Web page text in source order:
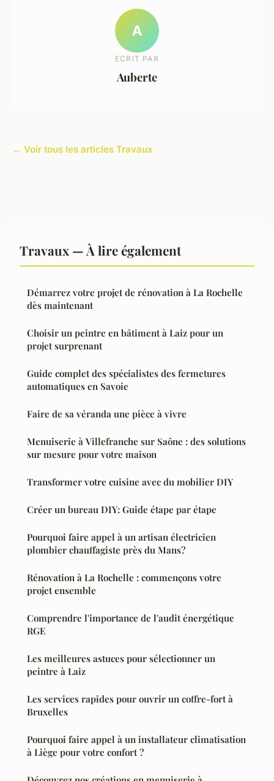
A
ECRIT PAR
Auberte
← Voir tous les articles Travaux
Travaux — À lire également
Démarrez votre projet de rénovation à La Rochelle
dès maintenant
Choisir un peintre en bâtiment à Laiz pour un
projet surprenant
Guide complet des spécialistes des fermetures
automatiques en Savoie
Faire de sa véranda une pièce à vivre
Menuiserie à Villefranche sur Saône : des solutions
sur mesure pour votre maison
Transformer votre cuisine avec du mobilier DIY
Créer un bureau DIY: Guide étape par étape
Pourquoi faire appel à un artisan électricien
plombier chauffagiste près du Mans?
Rénovation à La Rochelle : commençons votre
projet ensemble
Comprendre l'importance de l'audit énergétique
RGE
Les meilleures astuces pour sélectionner un
peintre à Laiz
Les services rapides pour ouvrir un coffre-fort à
Bruxelles
Pourquoi faire appel à un installateur climatisation
à Liège pour votre confort ?